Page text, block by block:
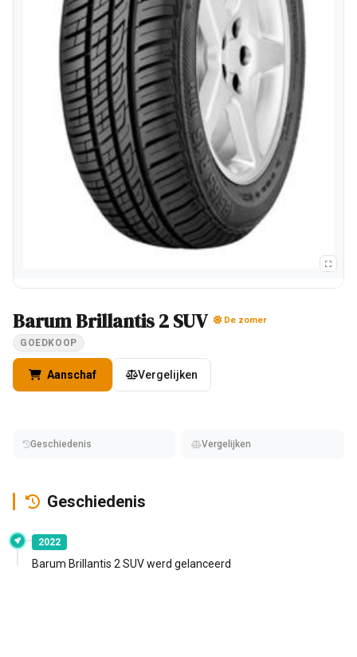
Barum Brillantis 2 SUV De zomer
GOEDKOOP
Aanschaf Vergelijken
Geschiedenis Vergelijken
Geschiedenis
2022
Barum Brillantis 2 SUV werd gelanceerd